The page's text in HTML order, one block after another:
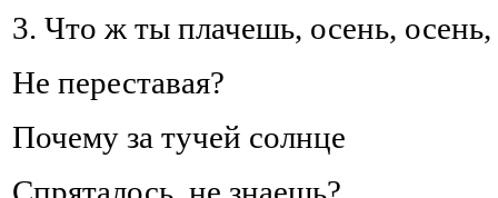
3. Что ж ты плачешь, осень, осень,
Не переставая?
Почему за тучей солнце